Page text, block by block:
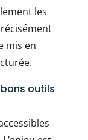
les
mis en
outils